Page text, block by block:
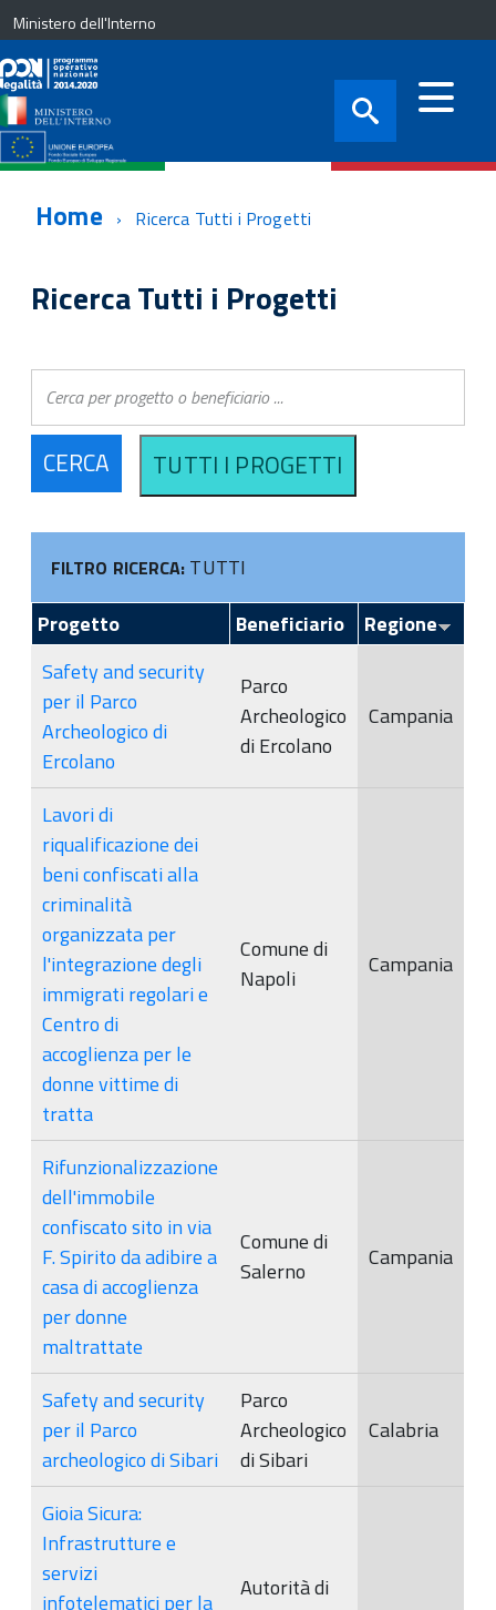
Ministero dell'Interno
Home Ricerca Tutti i Progetti
Ricerca Tutti i Progetti
FILTRO RICERCA: TUTTI
Progetto
Beneficiario
Regione
Safety and security
per il Parco
Archeologico di
Ercolano
Parco
Archeologico
di Ercolano
Campania
Lavori di
riqualificazione dei
beni confiscati alla
criminalità
organizzata per
l'integrazione degli
immigrati regolari e
Centro di
accoglienza per le
donne vittime di
tratta
Comune di
Napoli
Campania
Rifunzionalizzazione
dell'immobile
confiscato sito in via
F. Spirito da adibire a
casa di accoglienza
per donne
maltrattate
Comune di
Salerno
Campania
Safety and security
per il Parco
archeologico di Sibari
Parco
Archeologico
di Sibari
Calabria
Gioia Sicura:
Infrastrutture e
servizi
infotelematici per la
Autorità di